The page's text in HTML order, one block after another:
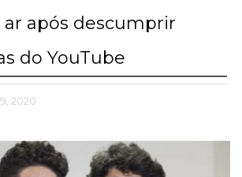
após descumprir
do YouTube
2020